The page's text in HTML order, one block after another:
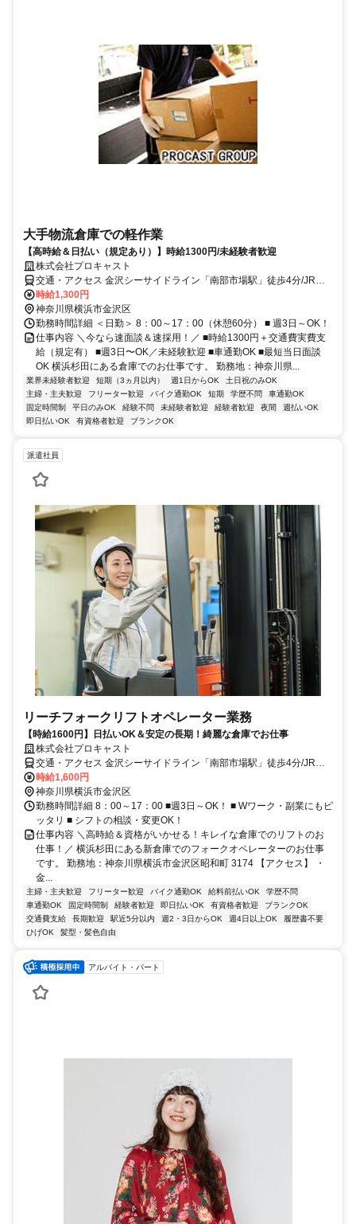
大手物流倉庫での軽作業
【高時給＆日払い（規定あり）】時給1300円/未経験者歓迎
株式会社プロキャスト
交通・アクセス 金沢シーサイドライン「南部市場駅」徒歩4分/JR京
浜東北線・根岸線「新杉田駅」徒歩12分/車、バイク、自転車通勤
OK！
時給1,300円
神奈川県横浜市金沢区
勤務時間詳細 ＜日勤＞ 8：00～17：00（休憩60分） ■ 週3日～OK！
仕事内容 ＼今なら速面談＆速採用！／ ■時給1300円＋交通費実費支
給（規定有） ■週3日〜OK／未経験歓迎 ■車通勤OK ■最短当日面談
OK 横浜杉田にある倉庫でのお仕事です。 勤務地：神奈川県...
業界未経験者歓迎 短期（3ヵ月以内） 週1日からOK
土日祝のみOK
主婦・主夫歓迎
フリーター歓迎 バイク通勤OK 短期 学歴不問
車通勤OK
固定時間制
平日のみOK 経験不問 未経験者歓迎 経験者歓迎 夜間
週払いOK
即日払いOK
有資格者歓迎 ブランクOK
派遣社員
リーチフォークリフトオペレーター業務
【時給1600円】日払いOK＆安定の長期！綺麗な倉庫でお仕事
株式会社プロキャスト
交通・アクセス 金沢シーサイドライン「南部市場駅」徒歩4分/JR京
浜東北線・根岸線「新杉田駅」徒歩12分/車、バイク、自転車通勤
OK！
時給1,600円
神奈川県横浜市金沢区
勤務時間詳細 8：00～17：00 ■週3日～OK！ ■ Wワーク・副業にもピ
ッタリ ■ シフトの相談・変更OK！
仕事内容 ＼高時給＆資格がいかせる！キレイな倉庫でのリフトのお
仕事！／ 横浜杉田にある新倉庫でのフォークオペレーターのお仕事
です。 勤務地：神奈川県横浜市金沢区昭和町 3174 【アクセス】 ・
金...
主婦・主夫歓迎 フリーター歓迎 バイク通勤OK 給料前払いOK
学歴不問
車通勤OK
固定時間制 経験者歓迎 即日払いOK 有資格者歓迎
ブランクOK
交通費支給
長期歓迎 駅近5分以内 週2・3日からOK 週4日以上OK
履歴書不要
ひげOK
髪型・髪色自由
アルバイト・パート